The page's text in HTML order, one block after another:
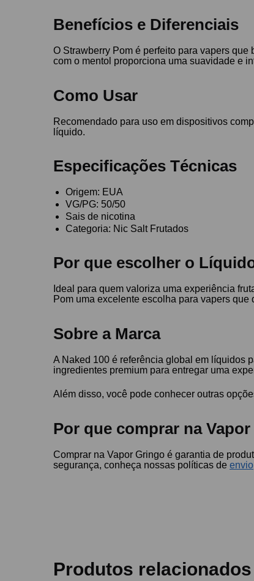
Benefícios e Diferenciais
O Strawberry Pom é perfeito para vapers
com o mentol proporciona uma suavidade e
Como Usar
Recomendado para uso em dispositivos
líquido.
Especificações Técnicas
Origem: EUA
VG/PG: 50/50
Sais de nicotina
Categoria: Nic Salt Frutados
Por que escolher o
Ideal para quem valoriza uma experiência
Pom uma excelente escolha para vapers
Sobre a Marca
A Naked 100 é referência global em líquidos
ingredientes premium para entregar uma
Além disso, você pode conhecer outras
Por que comprar na
Comprar na Vapor Gringo é garantia de
segurança, conheça nossas políticas deenvio
Produtos relacionados